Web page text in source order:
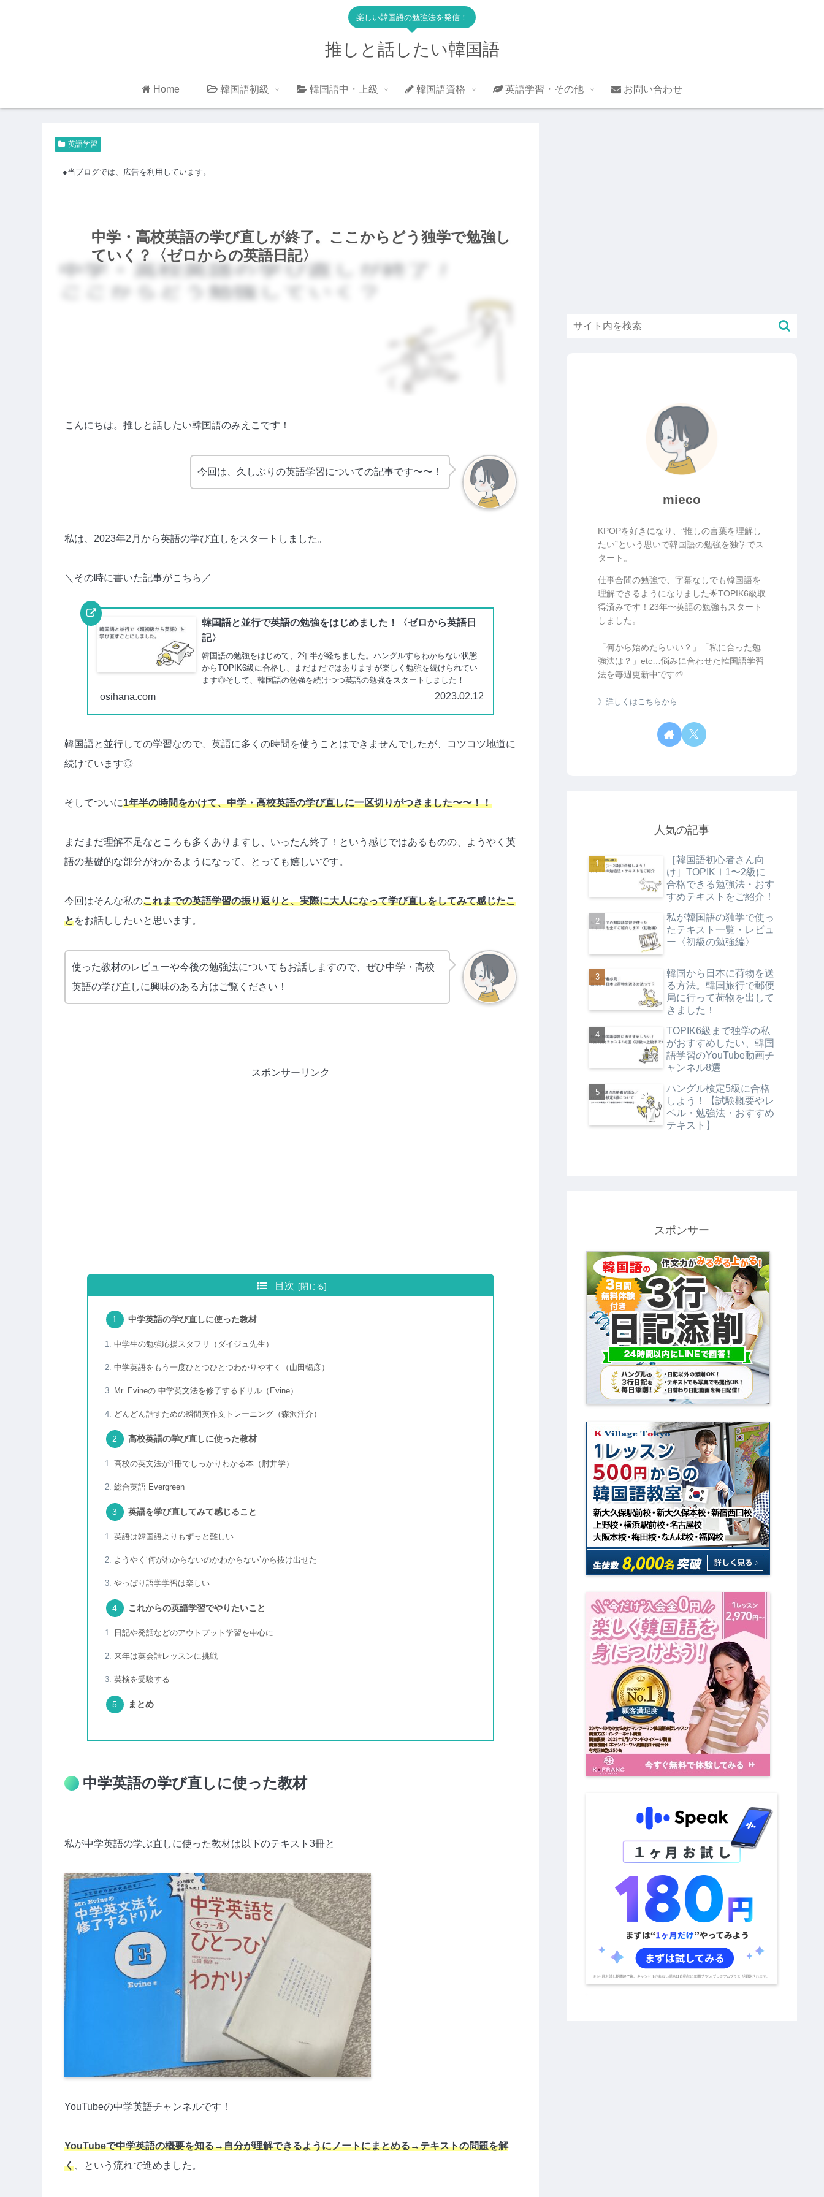
楽しい韓国語の勉強法を発信！
推しと話したい韓国語
Home 韓国語初級 韓国語中・上級 韓国語資格 英語学習・その他 お問い合わせ
英語学習
中学・高校英語の学び直しが終了。ここからどう独学で勉強し
ていく？〈ゼロからの英語日記〉
●当ブログでは、広告を利用しています。
こんにちは。推しと話したい韓国語のみえこです！
今回は、久しぶりの英語学習についての記事です〜〜！
私は、2023年2月から英語の学び直しをスタートしました。
＼その時に書いた記事がこちら／
韓国語と並行で英語の勉強をはじめました！〈ゼロから英語日
記〉
韓国語の勉強をはじめて、2年半が経ちました。ハングルすらわからない状態
からTOPIK6級に合格し、まだまだではありますが楽しく勉強を続けられてい
ます◎そして、韓国語の勉強を続けつつ英語の勉強をスタートしました！
osihana.com 2023.02.12
韓国語と並行しての学習なので、英語に多くの時間を使うことはできませんでしたが、コツコツ地道に
続けています◎
そしてついに1年半の時間をかけて、中学・高校英語の学び直しに一区切りがつきました〜〜！！
まだまだ理解不足なところも多くありますし、いったん終了！という感じではあるものの、ようやく英
語の基礎的な部分がわかるようになって、とっても嬉しいです。
今回はそんな私のこれまでの英語学習の振り返りと、実際に大人になって学び直しをしてみて感じたこ
とをお話ししたいと思います。
使った教材のレビューや今後の勉強法についてもお話しますので、ぜひ中学・高校
英語の学び直しに興味のある方はご覧ください！
スポンサーリンク
目次
中学英語の学び直しに使った教材
中学生の勉強応援スタフリ（ダイジュ先生）
中学英語をもう一度ひとつひとつわかりやすく（山田暢彦）
Mr. Evineの 中学英文法を修了するドリル（Evine）
どんどん話すための瞬間英作文トレーニング（森沢洋介）
高校英語の学び直しに使った教材
高校の英文法が1冊でしっかりわかる本（肘井学）
総合英語 Evergreen
英語を学び直してみて感じること
英語は韓国語よりもずっと難しい
ようやく‘何がわからないのかわからない’から抜け出せた
やっぱり語学学習は楽しい
これからの英語学習でやりたいこと
日記や発話などのアウトプット学習を中心に
来年は英会話レッスンに挑戦
英検を受験する
まとめ
中学英語の学び直しに使った教材
私が中学英語の学ぶ直しに使った教材は以下のテキスト3冊と
YouTubeの中学英語チャンネルです！
YouTubeで中学英語の概要を知る→自分が理解できるようにノートにまとめる→テキストの問題を解
く 、という流れで進めました。
mieco
KPOPを好きになり、”推しの言葉を理解し
たい”という思いで韓国語の勉強を独学でス
タート。
仕事合間の勉強で、字幕なしでも韓国語を
理解できるようになりました🌟TOPIK6級取
得済みです！23年〜英語の勉強もスタート
しました。
「何から始めたらいい？」「私に合った勉
強法は？」etc…悩みに合わせた韓国語学習
法を毎週更新中です🌱
》詳しくはこちらから
人気の記事
［韓国語初心者さん向
け］TOPIKⅠ1〜2級に
合格できる勉強法・おす
すめテキストをご紹介！
私が韓国語の独学で使っ
たテキスト一覧・レビュ
ー〈初級の勉強編〉
韓国から日本に荷物を送
る方法。韓国旅行で郵便
局に行って荷物を出して
きました！
TOPIK6級まで独学の私
がおすすめしたい、韓国
語学習のYouTube動画チ
ャンネル8選
ハングル検定5級に合格
しよう！【試験概要やレ
ベル・勉強法・おすすめ
テキスト】
スポンサー